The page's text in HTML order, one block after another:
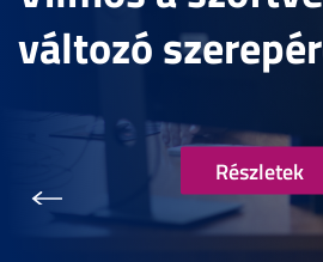
változó
Részletek